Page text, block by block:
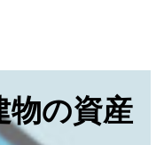
物の資産